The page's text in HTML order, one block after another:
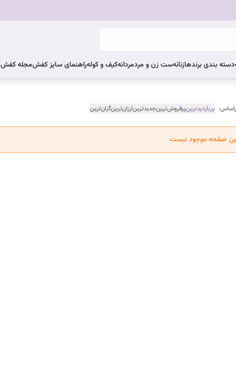
دسته بندی برندهازنانهست زن و مردمردانهکیف و کولهراهنمای سایز کفشمجله کفش
پربازدیدترینپرفروش‌ترینجدیدترینارزان‌ترینگران‌ترین
این صفحه موجود نیست